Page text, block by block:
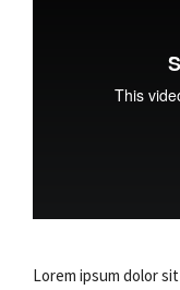
Lorem ipsum dolor